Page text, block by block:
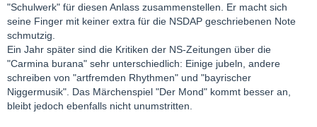
"Schulwerk" für diesen Anlass zusammenstellen. Er macht sich
seine Finger mit keiner extra für die NSDAP geschriebenen Note
schmutzig.
Ein Jahr später sind die Kritiken der NS-Zeitungen über die
"Carmina burana" sehr unterschiedlich: Einige jubeln, andere
schreiben von "artfremden Rhythmen" und "bayrischer
Niggermusik". Das Märchenspiel "Der Mond" kommt besser an,
bleibt jedoch ebenfalls nicht unumstritten.